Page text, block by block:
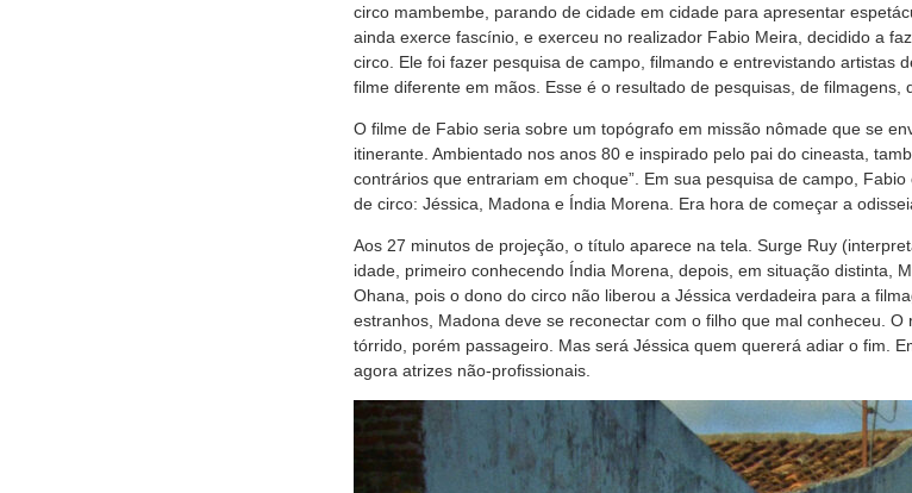
circo mambembe, parando de cidade em cidade para apresentar
ainda exerce fascínio, e exerceu no realizador Fabio Meira, decidido a
circo. Ele foi fazer pesquisa de campo, filmando e entrevistando artistas
filme diferente em mãos. Esse é o resultado de pesquisas, de filmagens,
O filme de Fabio seria sobre um topógrafo em missão nômade que se
itinerante. Ambientado nos anos 80 e inspirado pelo pai do cineasta,
contrários que entrariam em choque”. Em sua pesquisa de campo,
de circo: Jéssica, Madona e Índia Morena. Era hora de começar a
Aos 27 minutos de projeção, o título aparece na tela. Surge Ruy
idade, primeiro conhecendo Índia Morena, depois, em situação distinta,
Ohana, pois o dono do circo não liberou a Jéssica verdadeira para a
estranhos, Madona deve se reconectar com o filho que mal conheceu.
tórrido, porém passageiro. Mas será Jéssica quem quererá adiar o fim.
agora atrizes não-profissionais.